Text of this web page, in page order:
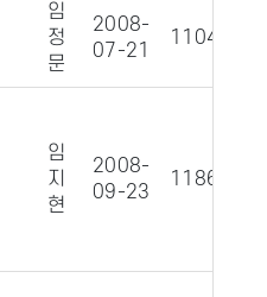
임
정
문
2008-
07-21
11043
임
지
현
2008-
09-23
11862